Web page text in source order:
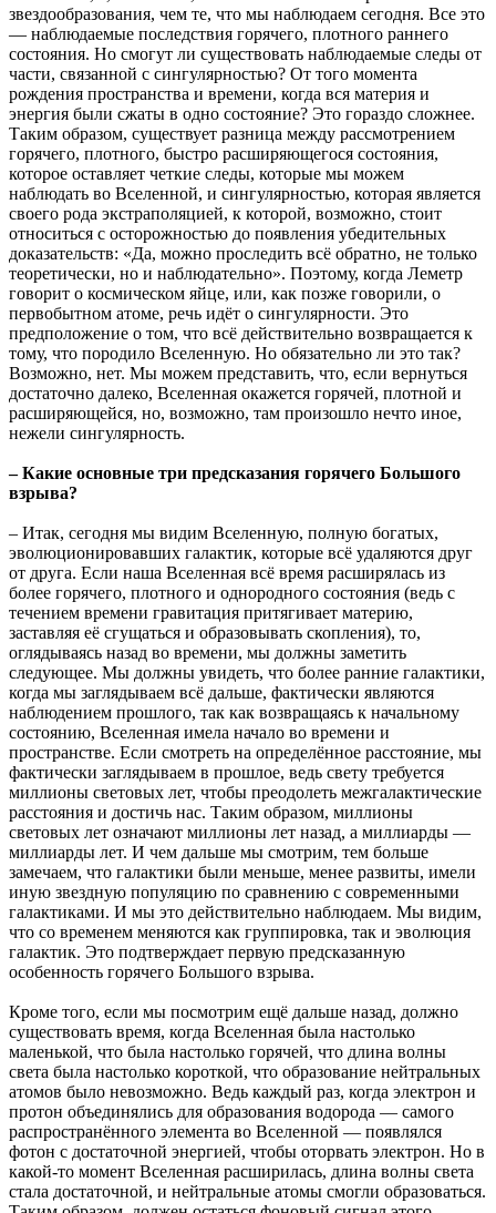
звездообразования, чем те, что мы наблюдаем сегодня. Все это
— наблюдаемые последствия горячего, плотного раннего
состояния. Но смогут ли существовать наблюдаемые следы от
части, связанной с сингулярностью? От того момента
рождения пространства и времени, когда вся материя и
энергия были сжаты в одно состояние? Это гораздо сложнее.
Таким образом, существует разница между рассмотрением
горячего, плотного, быстро расширяющегося состояния,
которое оставляет четкие следы, которые мы можем
наблюдать во Вселенной, и сингулярностью, которая является
своего рода экстраполяцией, к которой, возможно, стоит
относиться с осторожностью до появления убедительных
доказательств: «Да, можно проследить всё обратно, не только
теоретически, но и наблюдательно». Поэтому, когда Леметр
говорит о космическом яйце, или, как позже говорили, о
первобытном атоме, речь идёт о сингулярности. Это
предположение о том, что всё действительно возвращается к
тому, что породило Вселенную. Но обязательно ли это так?
Возможно, нет. Мы можем представить, что, если вернуться
достаточно далеко, Вселенная окажется горячей, плотной и
расширяющейся, но, возможно, там произошло нечто иное,
нежели сингулярность.
– Какие основные три предсказания горячего Большого
взрыва?
– Итак, сегодня мы видим Вселенную, полную богатых,
эволюционировавших галактик, которые всё удаляются друг
от друга. Если наша Вселенная всё время расширялась из
более горячего, плотного и однородного состояния (ведь с
течением времени гравитация притягивает материю,
заставляя её сгущаться и образовывать скопления), то,
оглядываясь назад во времени, мы должны заметить
следующее. Мы должны увидеть, что более ранние галактики,
когда мы заглядываем всё дальше, фактически являются
наблюдением прошлого, так как возвращаясь к начальному
состоянию, Вселенная имела начало во времени и
пространстве. Если смотреть на определённое расстояние, мы
фактически заглядываем в прошлое, ведь свету требуется
миллионы световых лет, чтобы преодолеть межгалактические
расстояния и достичь нас. Таким образом, миллионы
световых лет означают миллионы лет назад, а миллиарды —
миллиарды лет. И чем дальше мы смотрим, тем больше
замечаем, что галактики были меньше, менее развиты, имели
иную звездную популяцию по сравнению с современными
галактиками. И мы это действительно наблюдаем. Мы видим,
что со временем меняются как группировка, так и эволюция
галактик. Это подтверждает первую предсказанную
особенность горячего Большого взрыва.
Кроме того, если мы посмотрим ещё дальше назад, должно
существовать время, когда Вселенная была настолько
маленькой, что была настолько горячей, что длина волны
света была настолько короткой, что образование нейтральных
атомов было невозможно. Ведь каждый раз, когда электрон и
протон объединялись для образования водорода — самого
распространённого элемента во Вселенной — появлялся
фотон с достаточной энергией, чтобы оторвать электрон. Но в
какой-то момент Вселенная расширилась, длина волны света
стала достаточной, и нейтральные атомы смогли образоваться.